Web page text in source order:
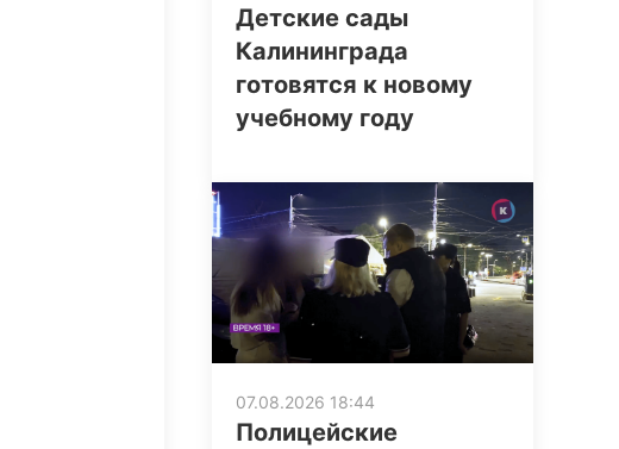
Детские сады
Калининграда
готовятся к новому
учебному году
07.08.2026 18:44
Полицейские